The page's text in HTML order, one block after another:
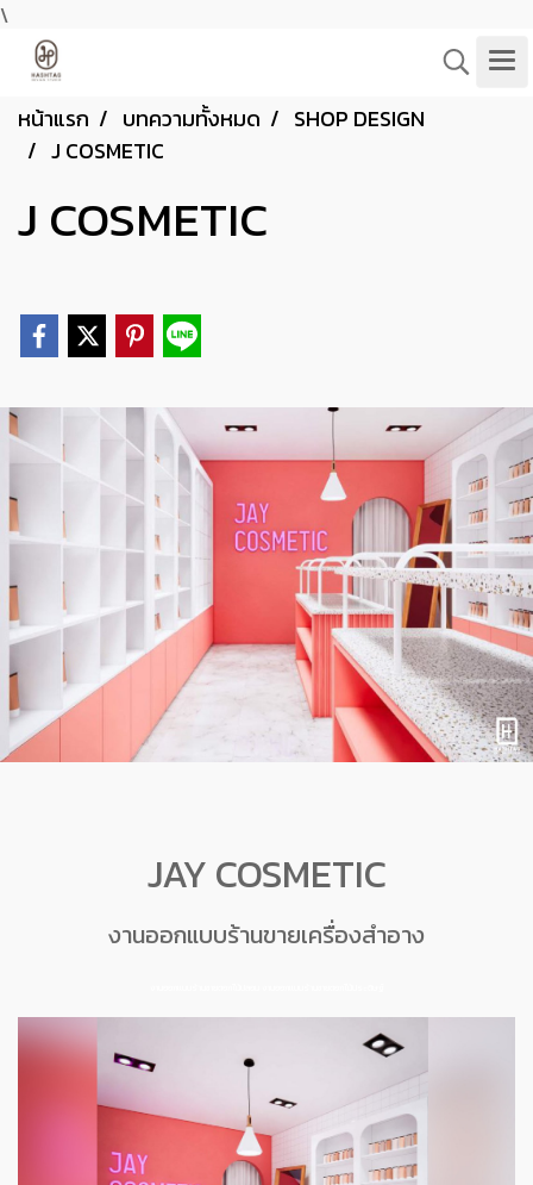
\
หน้าแรก บทความทั้งหมด
SHOP DESIGN
J COSMETIC
J COSMETIC
JAY COSMETIC
งานออกแบบร้านขายเครื่องสำอาง